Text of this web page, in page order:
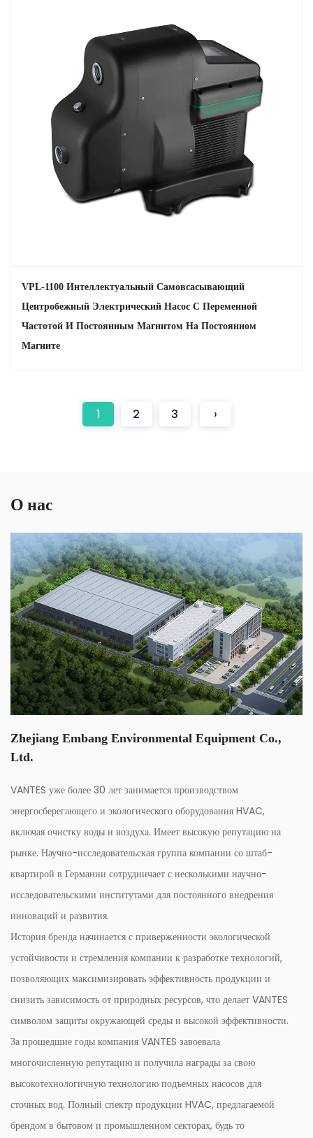
VPL-1100 Интеллектуальный Самовсасывающий
Центробежный Электрический Насос С Переменной
Частотой И Постоянным Магнитом На Постоянном
Магните
1 2 3 ›
О нас
Zhejiang Embang Environmental Equipment Co.,
Ltd.
VANTES уже более 30 лет занимается производством
энергосберегающего и экологического оборудования HVAC,
включая очистку воды и воздуха. Имеет высокую репутацию на
рынке. Научно-исследовательская группа компании со штаб-
квартирой в Германии сотрудничает с несколькими научно-
исследовательскими институтами для постоянного внедрения
инноваций и развития.
История бренда начинается с приверженности экологической
устойчивости и стремления компании к разработке технологий,
позволяющих максимизировать эффективность продукции и
снизить зависимость от природных ресурсов, что делает VANTES
символом защиты окружающей среды и высокой эффективности.
За прошедшие годы компания VANTES завоевала
многочисленную репутацию и получила награды за свою
высокотехнологичную технологию подъемных насосов для
сточных вод. Полный спектр продукции HVAC, предлагаемой
брендом в бытовом и промышленном секторах, будь то